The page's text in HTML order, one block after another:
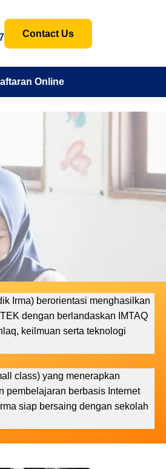
Contact Us
Online
Irma) berorientasi menghasilkan
dengan berlandaskan IMTAQ
keilmuan serta teknologi
class) yang menerapkan
pembelajaran berbasis Internet
siap bersaing dengan sekolah